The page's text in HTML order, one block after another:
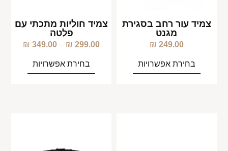
צמיד עור רחב בסגירת
מגנט
249.00
₪
בחירת אפשרויות
צמיד חוליות מתכתי עם
פלטה
299.00
₪
–
349.00
₪
בחירת אפשרויות